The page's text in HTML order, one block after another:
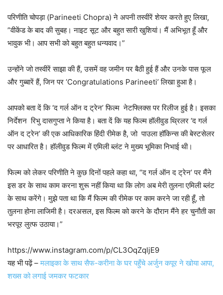
परिणीति चोपड़ा (Parineeti Chopra) ने अपनी तस्वीरें शेयर करते हुए लिखा,
”वीकेंड के बाद की सुबह। नाइट सूट और बहुत सारी खुशियां। मैं अभिभूत हूँ और
भावुक भी। आप सभी को बहुत बहुत धन्यवाद।”
उन्होंने जो तस्वीरें साझा की हैं, उसमें वह जमीन पर बैठी हुई हैं और उनके पास फूल
और गुब्बारें हैं, जिन पर ‘Congratulations Parineeti’ लिखा हुआ है।
आपको बता दें कि ‘द गर्ल ऑन द ट्रेन’ फिल्म नेटफ्लिक्स पर रिलीज हुई है। इसका
निर्देशन रिभु दासगुप्ता ने किया है। बता दें कि यह फिल्म हॉलीवुड थ्रिलर ‘द गर्ल
ऑन द ट्रेन’ की एक आधिकारिक हिंदी रीमेक है, जो पाउला हॉकिन्स की बेस्टसेलर
पर आधारित है। हॉलीवुड फिल्म में एमिली ब्लंट ने मुख्य भूमिका निभाई थी।
फिल्म को लेकर परिणीति ने कुछ दिनों पहले कहा था, “द गर्ल ऑन द ट्रेन’ पर मैंने
इस डर के साथ काम करना शुरू नहीं किया था कि लोग अब मेरी तुलना एमिली ब्लंट
के साथ करेंगे। मुझे पता था कि मैं फिल्म की रीमेक पर काम करने जा रही हूँ, तो
तुलना होना लाजिमी है। दरअसल, इस फिल्म को करने के दौरान मैंने हर चुनौती का
भरपूर लुत्फ उठाया।”
https://www.instagram.com/p/CL3OqZqljE9
यह भी पढ़ें –मलाइका के साथ सैफ-करीना के घर पहुँचे अर्जुन कपूर ने खोया आपा,
शख्स को लगाई जमकर फटकार